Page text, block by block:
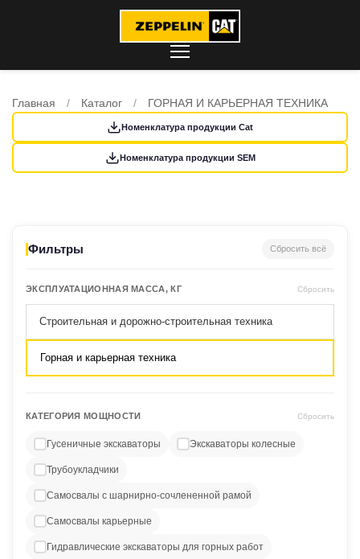
Главная / Каталог / ГОРНАЯ И КАРЬЕРНАЯ ТЕХНИКА
Номенклатура продукции Cat
Номенклатура продукции SEM
Фильтры Сбросить всё
ЭКСПЛУАТАЦИОННАЯ МАССА, КГ Сбросить
Строительная и дорожно-строительная техника
Горная и карьерная техника
КАТЕГОРИЯ МОЩНОСТИ Сбросить
Гусеничные экскаваторы Экскаваторы колесные
Трубоукладчики
Самосвалы с шарнирно-сочлененной рамой
Самосвалы карьерные
Гидравлические экскаваторы для горных работ